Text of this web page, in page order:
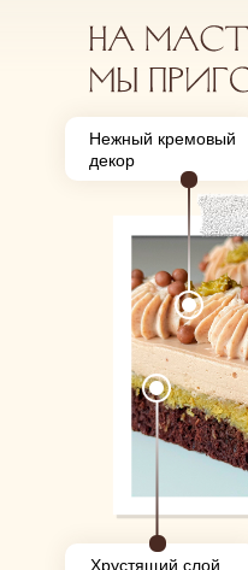
Хрустящий слой
Нежный кремовый
декор